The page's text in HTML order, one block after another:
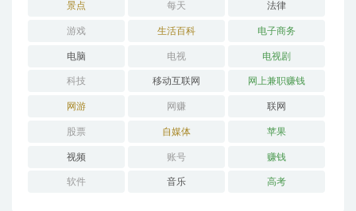
景点 每天 法律
游戏 生活百科 电子商务
电脑 电视 电视剧
科技 移动互联网 网上兼职赚钱
网游 网赚 联网
股票 自媒体 苹果
视频 账号 赚钱
软件 音乐 高考